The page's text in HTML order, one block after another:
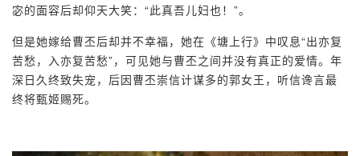
宓的面容后却仰天大笑：“此真吾儿妇也！”。
但是她嫁给曹丕后却并不幸福，她在《塘上行》中叹息“出亦复
苦愁，入亦复苦愁”，可见她与曹丕之间并没有真正的爱情。年
深日久终致失宠，后因曹丕崇信计谋多的郭女王，听信谗言最
终将甄姬赐死。